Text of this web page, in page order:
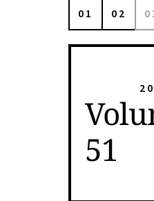
01 02
51